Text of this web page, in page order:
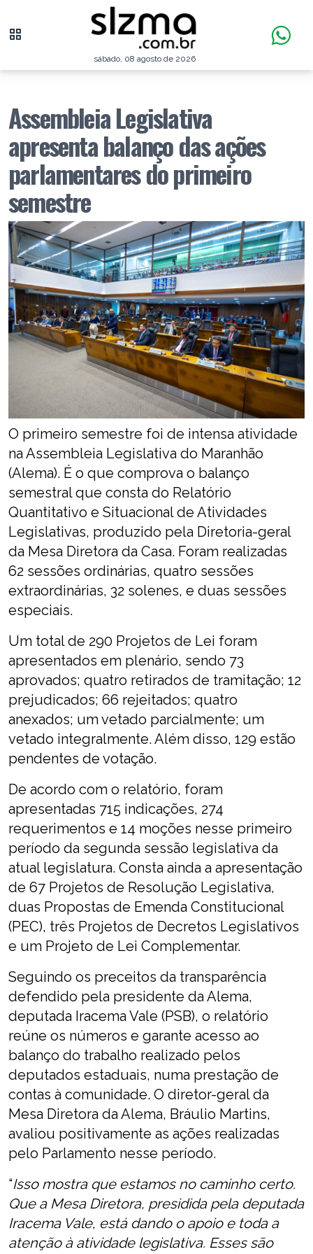
sábado, 08 agosto de 2026
Assembleia Legislativa
apresenta balanço das ações
parlamentares do primeiro
semestre
O primeiro semestre foi de intensa atividade
na Assembleia Legislativa do Maranhão
(Alema). É o que comprova o balanço
semestral que consta do Relatório
Quantitativo e Situacional de Atividades
Legislativas, produzido pela Diretoria-geral
da Mesa Diretora da Casa. Foram realizadas
62 sessões ordinárias, quatro sessões
extraordinárias, 32 solenes, e duas sessões
especiais.
Um total de 290 Projetos de Lei foram
apresentados em plenário, sendo 73
aprovados; quatro retirados de tramitação; 12
prejudicados; 66 rejeitados; quatro
anexados; um vetado parcialmente; um
vetado integralmente. Além disso, 129 estão
pendentes de votação.
De acordo com o relatório, foram
apresentadas 715 indicações, 274
requerimentos e 14 moções nesse primeiro
período da segunda sessão legislativa da
atual legislatura. Consta ainda a apresentação
de 67 Projetos de Resolução Legislativa,
duas Propostas de Emenda Constitucional
(PEC), três Projetos de Decretos Legislativos
e um Projeto de Lei Complementar.
Seguindo os preceitos da transparência
defendido pela presidente da Alema,
deputada Iracema Vale (PSB), o relatório
reúne os números e garante acesso ao
balanço do trabalho realizado pelos
deputados estaduais, numa prestação de
contas à comunidade. O diretor-geral da
Mesa Diretora da Alema, Bráulio Martins,
avaliou positivamente as ações realizadas
pelo Parlamento nesse período.
“Isso mostra que estamos no caminho certo.
Que a Mesa Diretora, presidida pela deputada
Iracema Vale, está dando o apoio e toda a
atenção à atividade legislativa. Esses são